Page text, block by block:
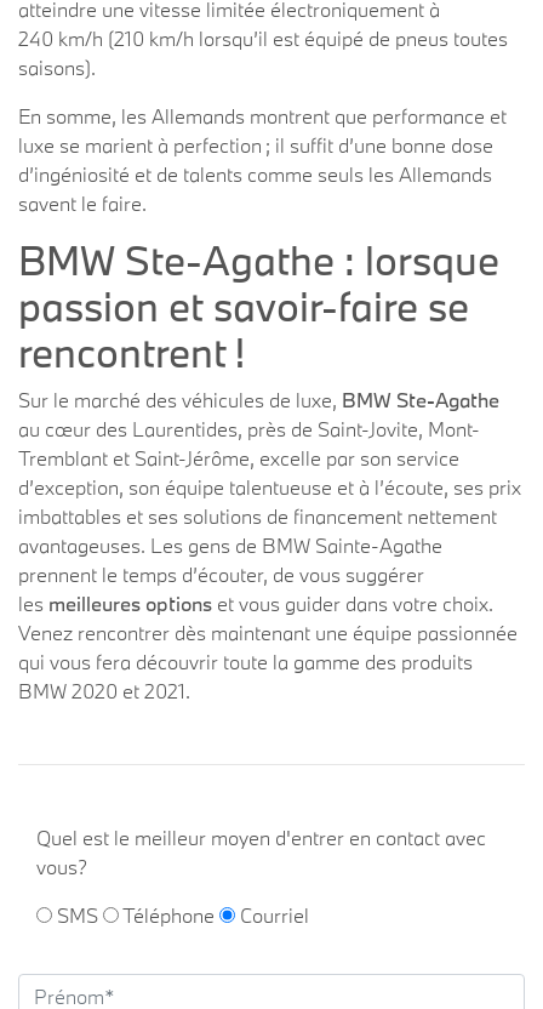
atteindre une vitesse limitée électroniquement à
240 km/h (210 km/h lorsqu’il est équipé de pneus toutes
saisons).
En somme, les Allemands montrent que performance et
luxe se marient à perfection ; il suffit d’une bonne dose
d’ingéniosité et de talents comme seuls les Allemands
savent le faire.
BMW Ste-Agathe : lorsque
passion et savoir-faire se
rencontrent !
Sur le marché des véhicules de luxe, BMW Ste-Agathe
au cœur des Laurentides, près de Saint-Jovite, Mont-
Tremblant et Saint-Jérôme, excelle par son service
d’exception, son équipe talentueuse et à l’écoute, ses prix
imbattables et ses solutions de financement nettement
avantageuses. Les gens de BMW Sainte-Agathe
prennent le temps d’écouter, de vous suggérer
les meilleures options et vous guider dans votre choix.
Venez rencontrer dès maintenant une équipe passionnée
qui vous fera découvrir toute la gamme des produits
BMW 2020 et 2021.
Quel est le meilleur moyen d'entrer en contact avec
vous?
SMS
Téléphone Courriel